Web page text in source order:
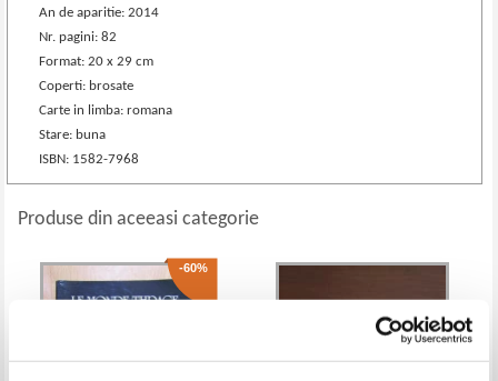
An de aparitie: 2014
Nr. pagini: 82
Format: 20 x 29 cm
Coperti: brosate
Carte in limba: romana
Stare: buna
ISBN: 1582-7968
Produse din aceeasi categorie
-60%